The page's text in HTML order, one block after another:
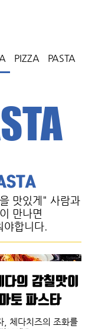
PIZZA PASTA
맛있게" 사람과
만나면
야합니다.
다의 감칠맛이
토 파스타
, 체다치즈의 조화를